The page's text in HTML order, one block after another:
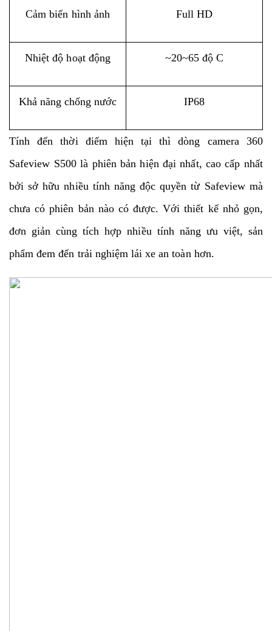
Cảm biến hình ảnh Full HD
Nhiệt độ hoạt động ~20~65 độ C
Khả năng chống nước IP68
Tính đến thời điểm hiện tại thì dòng camera 360
Safeview S500 là phiên bản hiện đại nhất, cao cấp nhất
bởi sở hữu nhiều tính năng độc quyền từ Safeview mà
chưa có phiên bản nào có được. Với thiết kế nhỏ gọn,
đơn giản cùng tích hợp nhiều tính năng ưu việt, sản
phẩm đem đến trải nghiệm lái xe an toàn hơn.